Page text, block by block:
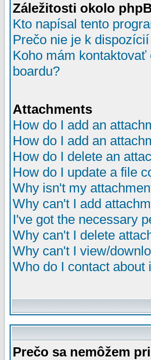
Záležitosti okolo
Kto napísal tento
Prečo nie je k
Koho mám
boardu?
Attachments
How do I add an
How do I add an
How do I delete an
How do I update a file
Why isn't my
Why can't I add
I've got the necessary
Why can't I delete
Why can't I view/
Who do I contact
Prečo sa nemôžem